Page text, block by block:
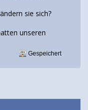
sie sich?
unseren
Gespeichert